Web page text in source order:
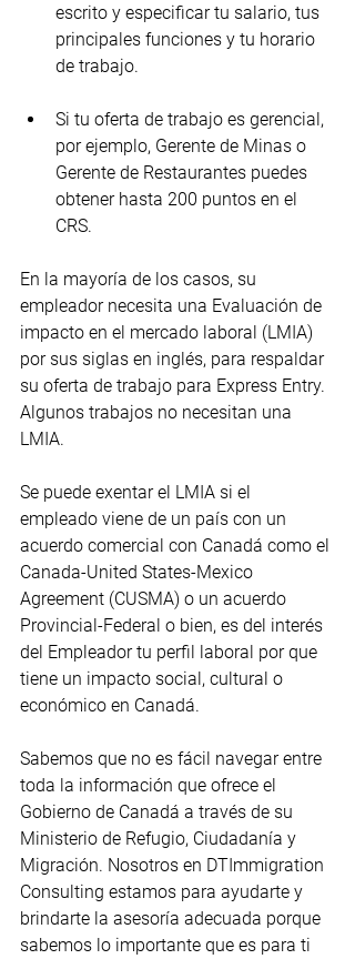
escrito y especificar tu salario, tus
principales funciones y tu horario
de trabajo.
Si tu oferta de trabajo es gerencial,
por ejemplo, Gerente de Minas o
Gerente de Restaurantes puedes
obtener hasta 200 puntos en el
CRS.
En la mayoría de los casos, su
empleador necesita una Evaluación de
impacto en el mercado laboral (LMIA)
por sus siglas en inglés, para respaldar
su oferta de trabajo para Express Entry.
Algunos trabajos no necesitan una
LMIA.
Se puede exentar el LMIA si el
empleado viene de un país con un
acuerdo comercial con Canadá como el
Canada-United States-Mexico
Agreement (CUSMA) o un acuerdo
Provincial-Federal o bien, es del interés
del Empleador tu perfil laboral por que
tiene un impacto social, cultural o
económico en Canadá.
Sabemos que no es fácil navegar entre
toda la información que ofrece el
Gobierno de Canadá a través de su
Ministerio de Refugio, Ciudadanía y
Migración. Nosotros en DTImmigration
Consulting estamos para ayudarte y
brindarte la asesoría adecuada porque
sabemos lo importante que es para ti